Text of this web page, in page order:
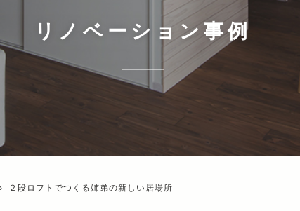
リノベーション事例
› ２段ロフトでつくる姉弟の新しい居場所